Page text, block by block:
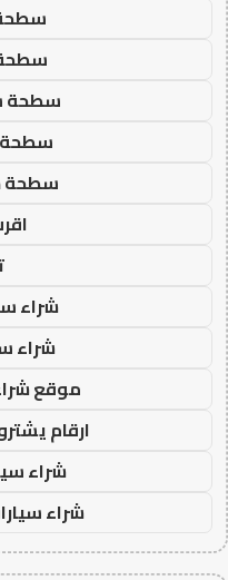
سطحة
سطحة
سطحة
شراء
شراء
موقع
ارقام
شراء
شراء